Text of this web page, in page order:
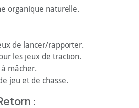
organique naturelle.
de lancer/rapporter.
les jeux de traction.
mâcher.
jeu et de chasse.
: